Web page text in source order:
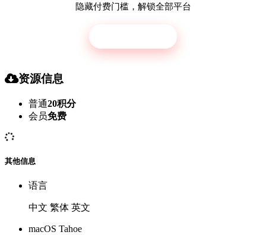
隐藏付费门槛，解锁全部平台
资源信息
普通20积分
会员免费
其他信息
语言
中文 繁体 英文
macOS Tahoe